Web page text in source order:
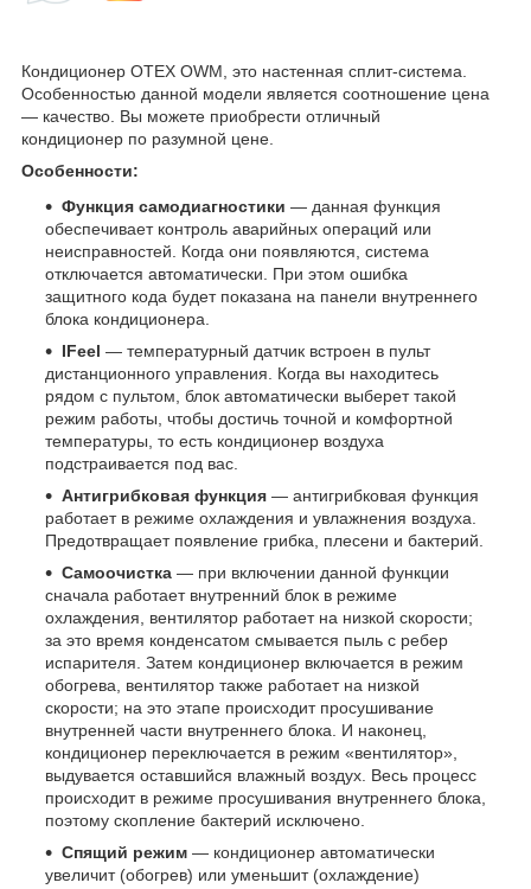
Кондиционер OTEX OWM, это настенная сплит-система.
Особенностью данной модели является соотношение цена
— качество. Вы можете приобрести отличный
кондиционер по разумной цене.
Особенности:
Функция самодиагностики — данная функция
обеспечивает контроль аварийных операций или
неисправностей. Когда они появляются, система
отключается автоматически. При этом ошибка
защитного кода будет показана на панели внутреннего
блока кондиционера.
IFeel — температурный датчик встроен в пульт
дистанционного управления. Когда вы находитесь
рядом с пультом, блок автоматически выберет такой
режим работы, чтобы достичь точной и комфортной
температуры, то есть кондиционер воздуха
подстраивается под вас.
Антигрибковая функция — антигрибковая функция
работает в режиме охлаждения и увлажнения воздуха.
Предотвращает появление грибка, плесени и бактерий.
Самоочистка — при включении данной функции
сначала работает внутренний блок в режиме
охлаждения, вентилятор работает на низкой скорости;
за это время конденсатом смывается пыль с ребер
испарителя. Затем кондиционер включается в режим
обогрева, вентилятор также работает на низкой
скорости; на это этапе происходит просушивание
внутренней части внутреннего блока. И наконец,
кондиционер переключается в режим «вентилятор»,
выдувается оставшийся влажный воздух. Весь процесс
происходит в режиме просушивания внутреннего блока,
поэтому скопление бактерий исключено.
Спящий режим — кондиционер автоматически
увеличит (обогрев) или уменьшит (охлаждение)